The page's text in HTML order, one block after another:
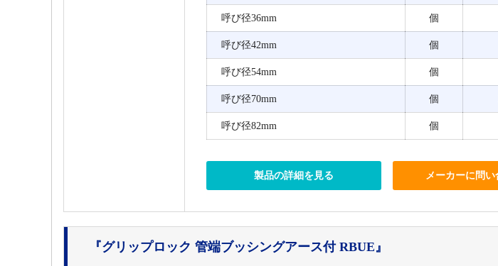
呼び径36mm 個
呼び径42mm 個
呼び径54mm 個
呼び径70mm 個
呼び径82mm 個
製品の詳細を見る メーカーに問い
『グリップロック 管端ブッシングアース付 RBUE』